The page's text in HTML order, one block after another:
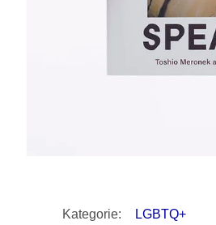
Kategorie:
LGBTQ+